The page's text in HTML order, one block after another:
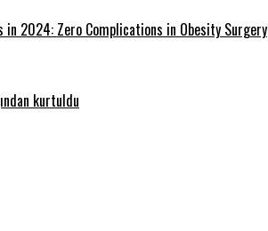
in 2024: Zero Complications in Obesity Surgery
kurtuldu